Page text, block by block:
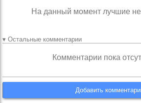
На данный момент лучшие
▾ Остальные комментарии
Комментарии пока
Добавить